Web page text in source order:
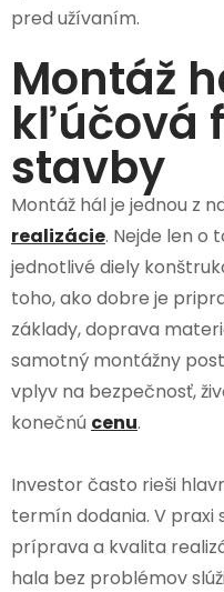
pred užívaním.
Montáž
kľúčová
stavby
Montáž hál je jednou z
realizácie. Nejde len o
jednotlivé diely
toho, ako dobre je
základy, doprava
samotný montážny
vplyv na bezpečnosť,
konečnú cenu.
Investor často rieši
termín dodania. V praxi
príprava a kvalita
hala bez problémov